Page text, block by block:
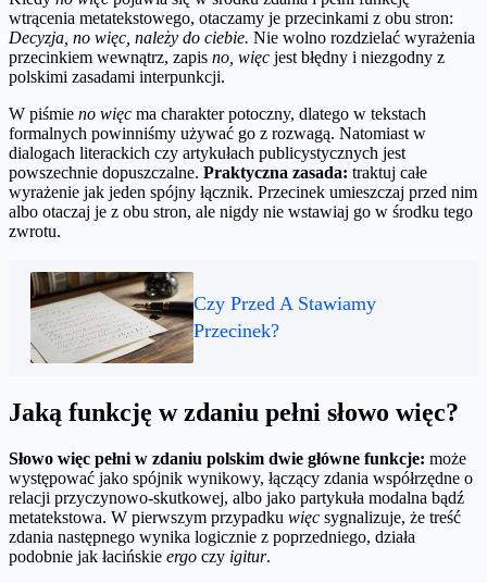
wtrącenia metatekstowego, otaczamy je przecinkami z obu stron:
Decyzja, no więc, należy do ciebie. Nie wolno rozdzielać wyrażenia
przecinkiem wewnątrz, zapis no, więc jest błędny i niezgodny z
polskimi zasadami interpunkcji.
W piśmie no więc ma charakter potoczny, dlatego w tekstach
formalnych powinniśmy używać go z rozwagą. Natomiast w
dialogach literackich czy artykułach publicystycznych jest
powszechnie dopuszczalne. Praktyczna zasada: traktuj całe
wyrażenie jak jeden spójny łącznik. Przecinek umieszczaj przed nim
albo otaczaj je z obu stron, ale nigdy nie wstawiaj go w środku tego
zwrotu.
Czy Przed A Stawiamy
Przecinek?
Jaką funkcję w zdaniu pełni słowo więc?
Słowo więc pełni w zdaniu polskim dwie główne funkcje: może
występować jako spójnik wynikowy, łączący zdania współrzędne o
relacji przyczynowo-skutkowej, albo jako partykuła modalna bądź
metatekstowa. W pierwszym przypadku więc sygnalizuje, że treść
zdania następnego wynika logicznie z poprzedniego, działa
podobnie jak łacińskie ergo czy igitur.